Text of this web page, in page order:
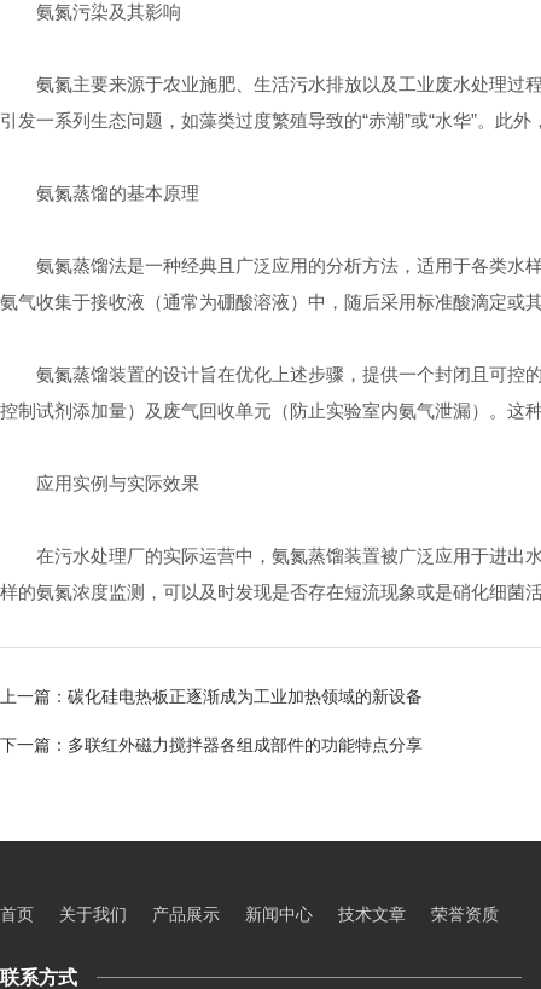
氨氮污染及其影响
氨氮主要来源于农业施肥、生活污水排放以及工业废水处理过
引发一系列生态问题，如藻类过度繁殖导致的“赤潮”或“水华”。此
氨氮蒸馏的基本原理
氨氮蒸馏法是一种经典且广泛应用的分析方法，适用于各类水
氨气收集于接收液（通常为硼酸溶液）中，随后采用标准酸滴定
氨氮蒸馏装置的设计旨在优化上述步骤，提供一个封闭且可控
控制试剂添加量）及废气回收单元（防止实验室内氨气泄漏）。
应用实例与实际效果
在污水处理厂的实际运营中，氨氮蒸馏装置被广泛应用于进出
样的氨氮浓度监测，可以及时发现是否存在短流现象或是硝化细菌
上一篇： 碳化硅电热板正逐渐成为工业加热领域的新设备
下一篇： 多联红外磁力搅拌器各组成部件的功能特点分享
首页 关于我们 产品展示 新闻中心 技术文章 荣誉资质
联系方式